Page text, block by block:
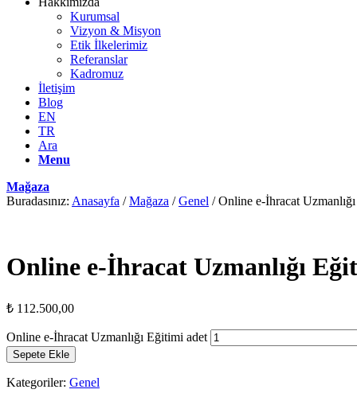
Kurumsal
Vizyon & Misyon
Etik İlkelerimiz
Referanslar
Kadromuz
İletişim
Blog
EN
TR
Ara
Menu
Mağaza
Buradasınız: Anasayfa / Mağaza / Genel / Online e-İhracat
Online e-İhracat Uzmanlığı
₺ 112.500,00
Online e-İhracat Uzmanlığı Eğitimi adet
Sepete Ekle
Kategoriler: Genel